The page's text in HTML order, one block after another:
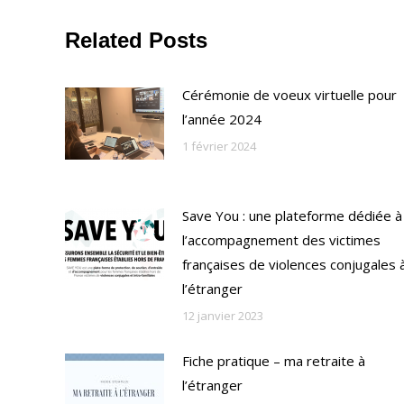
Related Posts
Cérémonie de voeux virtuelle pour
l’année 2024
1 février 2024
Save You : une plateforme dédiée à
l’accompagnement des victimes
françaises de violences conjugales
l’étranger
12 janvier 2023
Fiche pratique – ma retraite à
l’étranger